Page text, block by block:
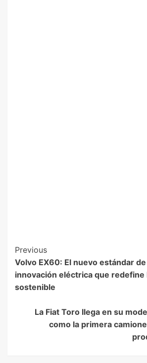
Previous
Volvo EX60: El nuevo estándar
innovación eléctrica que redefine
sostenible
La Fiat Toro llega en su
como la primera